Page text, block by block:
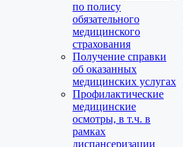
по полису
обязательного
медицинского
страхования
Получение справки
об оказанных
медицинских услугах
Профилактические
медицинские
осмотры, в т.ч. в
рамках
диспансеризации